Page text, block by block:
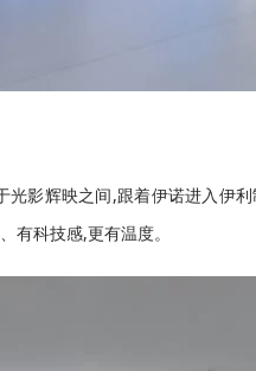
影辉映之间,跟着伊诺进入伊
有科技感,更有温度。